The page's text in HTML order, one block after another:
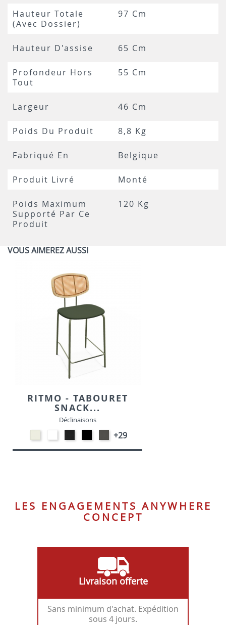
Hauteur Totale
(avec Dossier)
97 Cm
Hauteur D'assise 65 Cm
Profondeur Hors
Tout
55 Cm
Largeur 46 Cm
Poids Du Produit 8,8 Kg
Fabriqué En Belgique
Produit Livré Monté
Poids Maximum
Supporté Par Ce
Produit
120 Kg
VOUS AIMEREZ AUSSI
RITMO - TABOURET
SNACK...
Déclinaisons
M391BLANCM301
-
NOIR
Gris
foncé
M372
+29
LES ENGAGEMENTS ANYWHERE
CONCEPT
Livraison offerte
Sans minimum d'achat. Expédition
sous 4 jours.